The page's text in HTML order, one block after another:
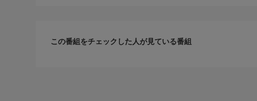
この番組をチェックした人が見ている番組